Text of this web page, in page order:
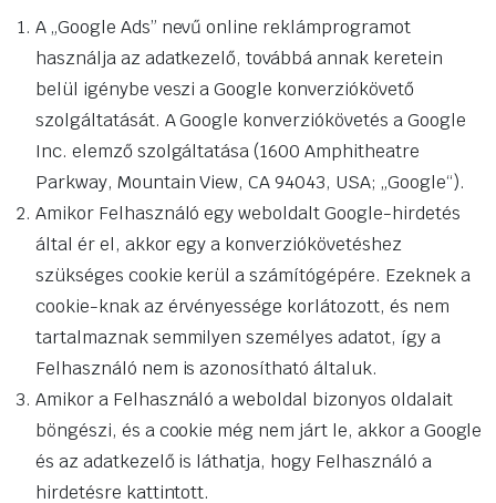
A „Google Ads” nevű online reklámprogramot
használja az adatkezelő, továbbá annak keretein
belül igénybe veszi a Google konverziókövető
szolgáltatását. A Google konverziókövetés a Google
Inc. elemző szolgáltatása (1600 Amphitheatre
Parkway, Mountain View, CA 94043, USA; „Google“).
Amikor Felhasználó egy weboldalt Google-hirdetés
által ér el, akkor egy a konverziókövetéshez
szükséges cookie kerül a számítógépére. Ezeknek a
cookie-knak az érvényessége korlátozott, és nem
tartalmaznak semmilyen személyes adatot, így a
Felhasználó nem is azonosítható általuk.
Amikor a Felhasználó a weboldal bizonyos oldalait
böngészi, és a cookie még nem járt le, akkor a Google
és az adatkezelő is láthatja, hogy Felhasználó a
hirdetésre kattintott.